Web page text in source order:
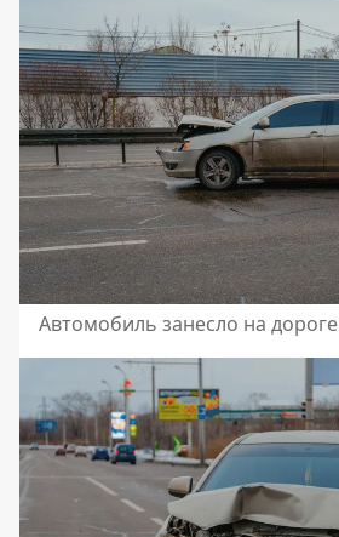
Автомобиль занесло на дороге